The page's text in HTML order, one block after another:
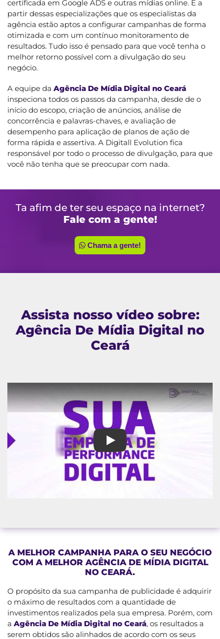
certificada em Google ADS e outras mídias online. É a
partir dessas especializações que os especialistas da
agência estão aptos a configurar campanhas de forma
otimizada e com um contínuo monitoramento de
resultados. Tudo isso é pensado para que você tenha o
melhor retorno possível com a divulgação do seu
negócio.
A equipe da Agência De Mídia Digital no Ceará
inspeciona todos os passos da campanha, desde de o
início do escopo, criação de anúncios, análise de
concorrência e palavras-chaves, e avaliação de
desempenho para aplicação de planos de ação de
forma rápida e assertiva. A Digitall Evolution fica
responsável por todo o processo de divulgação, para que
você não tenha que se preocupar com nada.
Ta afim de ter seu espaço na internet?
Fale com a gente!
Chama a gente!
Assista nosso vídeo sobre:
Agência De Mídia Digital no
Ceará
Agência De Mídia Digital no
A MELHOR CAMPANHA PARA O SEU NEGÓCIO
COM A MELHOR AGÊNCIA DE MÍDIA DIGITAL
NO CEARÁ.
O propósito da sua campanha de publicidade é adquirir
o máximo de resultados com a quantidade de
investimentos realizados pela sua empresa. Porém, com
a Agência De Mídia Digital no Ceará, os resultados a
serem obtidos são alinhados de acordo com os seus